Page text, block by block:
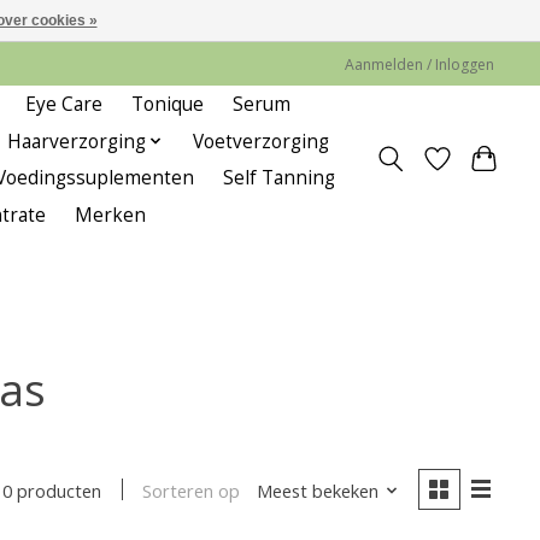
Aanmelden / Inloggen
Eye Care Tonique
Serum
Haarverzorging
Voetverzorging
Self Tanning
Merken
0 producten Sorteren op Meest bekeken
cookies »